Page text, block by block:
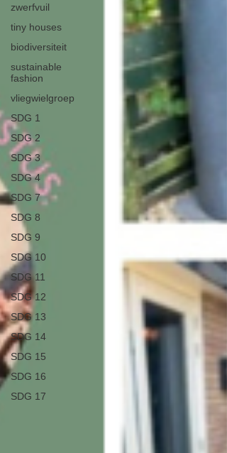
zwerfvuil
tiny houses
biodiversiteit
sustainable
fashion
vliegwielgroep
SDG 1
SDG 2
SDG 3
SDG 4
SDG 7
SDG 8
SDG 9
SDG 10
SDG 11
SDG 12
SDG 13
SDG 14
SDG 15
SDG 16
SDG 17